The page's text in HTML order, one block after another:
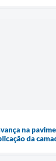
na
da